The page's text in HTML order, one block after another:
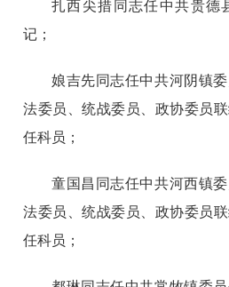
扎西尖措同志任中共贵德
记；
娘吉先同志任中共河阴镇
法委员、统战委员、政协委员
任科员；
童国昌同志任中共河西镇
法委员、统战委员、政协委员
任科员；